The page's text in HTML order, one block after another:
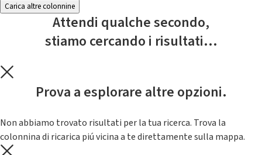
Carica altre colonnine
Attendi qualche secondo,
stiamo cercando i risultati...
Prova a esplorare altre opzioni.
Non abbiamo trovato risultati per la tua ricerca. Trova la
colonnina di ricarica piú vicina a te direttamente sulla mappa.